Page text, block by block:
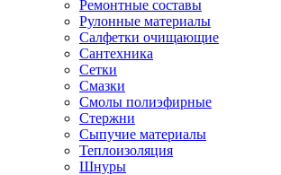
Ремонтные составы
Рулонные материалы
Салфетки очищающие
Сантехника
Сетки
Смазки
Смолы полиэфирные
Стержни
Сыпучие материалы
Теплоизоляция
Шнуры